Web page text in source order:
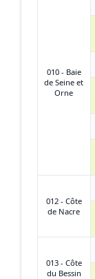
010 - Baie
de Seine et
Orne
012 - Côte
de Nacre
013 - Côte
du Bessin